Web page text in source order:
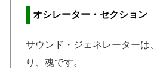
オシレーター・セクション
サウンド・ジェネレーターは
り、魂です。